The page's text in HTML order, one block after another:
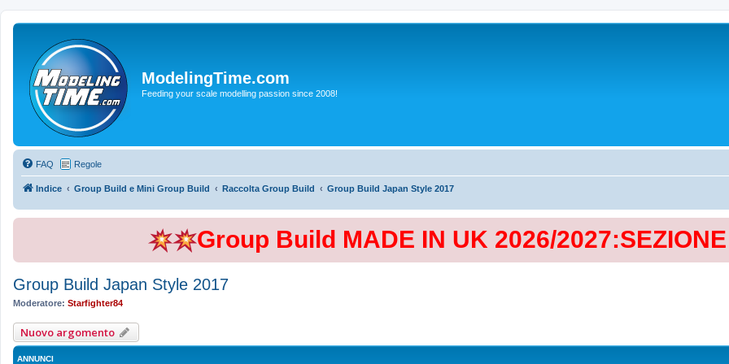
ModelingTime.com
Feeding your scale modelling passion since 2008!
FAQ Regole
Indice Group Build e Mini Group Build Raccolta Group Build Group Build Japan Style 2017
Group Build MADE IN UK 2026/
Group Build Japan Style 2017
Moderatore: Starfighter84
Nuovo argomento
ANNUNCI